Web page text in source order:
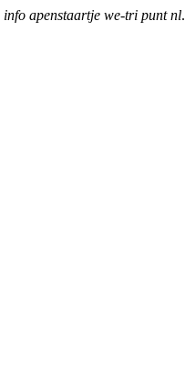
info apenstaartje we-tri punt nl.